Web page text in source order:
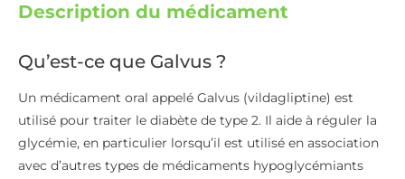
Description du médicament
Qu’est-ce que Galvus ?
Un médicament oral appelé Galvus (vildagliptine) est
utilisé pour traiter le diabète de type 2. Il aide à réguler la
glycémie, en particulier lorsqu’il est utilisé en association
avec d’autres types de médicaments hypoglycémiants